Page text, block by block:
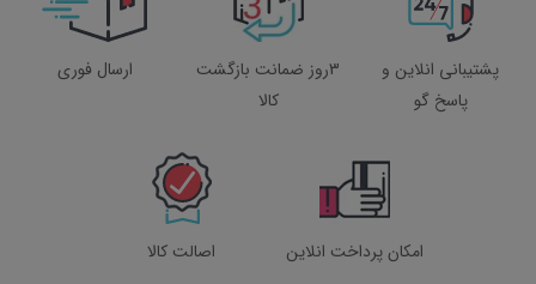
پشتیبانی انلاین و
پاسخ گو
3روز ضمانت بازگشت
کالا
ارسال فوری
امکان پرداخت انلاین اصالت کالا